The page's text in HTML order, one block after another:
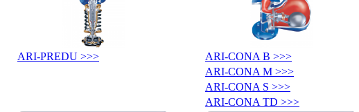
ARI-PREDU >>> ARI-CONA B >>>
ARI-CONA M >>>
ARI-CONA S >>>
ARI-CONA TD >>>